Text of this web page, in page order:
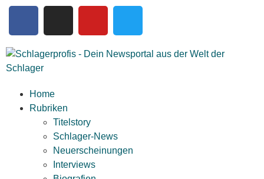
Home
Rubriken
Titelstory
Schlager-News
Neuerscheinungen
Interviews